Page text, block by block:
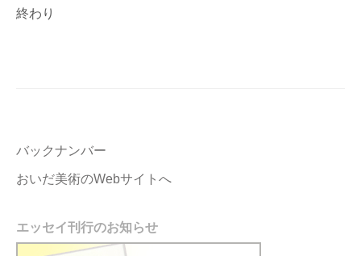
終わり
バックナンバー
おいだ美術のWebサイトへ
エッセイ刊行のお知らせ